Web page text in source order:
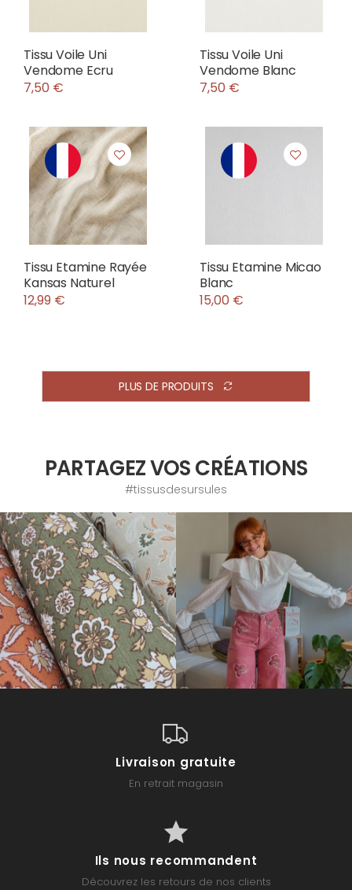
Tissu Voile Uni
Vendome Ecru
7,50 €
Tissu Voile Uni
Vendome Blanc
7,50 €
Tissu Etamine Rayée
Kansas Naturel
12,99 €
Tissu Etamine Micao
Blanc
15,00 €
PLUS DE PRODUITS
PARTAGEZ VOS CRÉATIONS
#tissusdesursules
Livraison gratuite
En retrait magasin
Ils nous recommandent
Découvrez les retours de nos clients